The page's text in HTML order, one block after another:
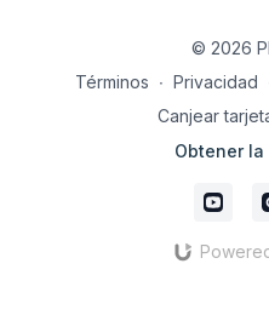
© 2026
Términos ∙ Privacidad
Canjear
Obtener